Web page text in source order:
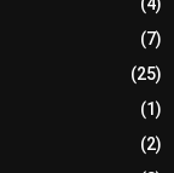
(7)
(25)
(1)
(2)